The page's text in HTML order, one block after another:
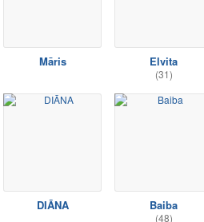
Māris Elvita
(31)
DIĀNA Baiba
(48)